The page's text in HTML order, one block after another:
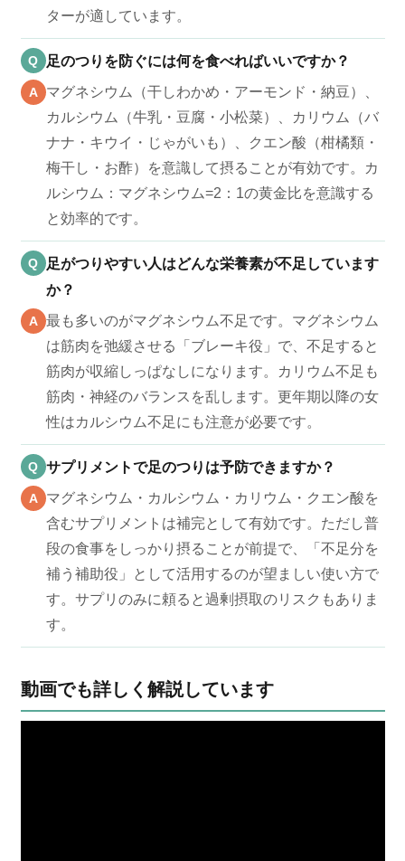
ターが適しています。
Q 足のつりを防ぐには何を食べればいいですか？
A マグネシウム（干しわかめ・アーモンド・納豆）、
カルシウム（牛乳・豆腐・小松菜）、カリウム（バ
ナナ・キウイ・じゃがいも）、クエン酸（柑橘類・
梅干し・お酢）を意識して摂ることが有効です。カ
ルシウム：マグネシウム=2：1の黄金比を意識する
と効率的です。
Q 足がつりやすい人はどんな栄養素が不足しています
か？
A 最も多いのがマグネシウム不足です。マグネシウム
は筋肉を弛緩させる「ブレーキ役」で、不足すると
筋肉が収縮しっぱなしになります。カリウム不足も
筋肉・神経のバランスを乱します。更年期以降の女
性はカルシウム不足にも注意が必要です。
Q サプリメントで足のつりは予防できますか？
A マグネシウム・カルシウム・カリウム・クエン酸を
含むサプリメントは補完として有効です。ただし普
段の食事をしっかり摂ることが前提で、「不足分を
補う補助役」として活用するのが望ましい使い方で
す。サプリのみに頼ると過剰摂取のリスクもありま
す。
動画でも詳しく解説しています